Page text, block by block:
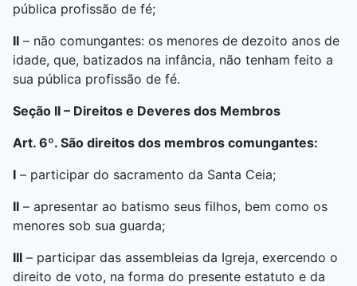
pública profissão de fé;
II – não comungantes: os menores de dezoito anos de
idade, que, batizados na infância, não tenham feito a
sua pública profissão de fé.
Seção II – Direitos e Deveres dos Membros
Art. 6º. São direitos dos membros comungantes:
I – participar do sacramento da Santa Ceia;
II – apresentar ao batismo seus filhos, bem como os
menores sob sua guarda;
III – participar das assembleias da Igreja, exercendo o
direito de voto, na forma do presente estatuto e da